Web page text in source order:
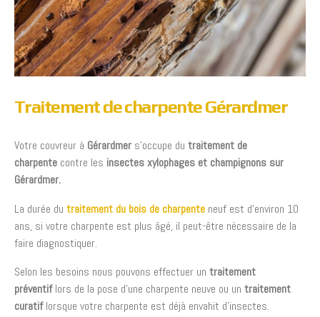
Traitement de charpente Gérardmer
Votre couvreur à Gérardmer s’occupe du traitement de
charpente contre les insectes xylophages et champignons sur
Gérardmer.
La durée du traitement du bois de charpente neuf est d’environ 10
ans, si votre charpente est plus âgé, il peut-être nécessaire de la
faire diagnostiquer.
Selon les besoins nous pouvons effectuer un traitement
préventiflors de la pose d’une charpente neuve ou un traitement
curatiflorsque votre charpente est déjà envahit d’insectes.